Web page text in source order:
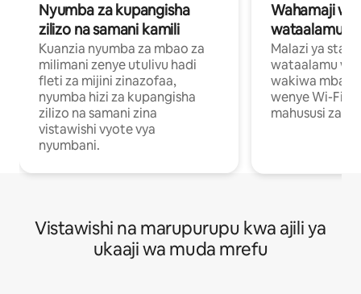
Nyumba za kupangisha
zilizo na samani kamili
Kuanzia nyumba za mbao za
milimani zenye utulivu hadi
fleti za mijini zinazofaa,
nyumba hizi za kupangisha
zilizo na samani zina
vistawishi vyote vya
nyumbani.
Wahamaji
wataalamu
Malazi ya
wataalamu
wakiwa mbali
wenye Wi-Fi
mahususi za
Vistawishi na marupurupu kwa ajili ya
ukaaji wa muda mrefu